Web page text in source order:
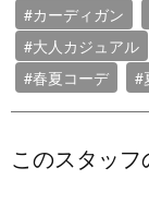
#カーディガン
#大人カジュアル
#春夏コーデ
#
このスタッ